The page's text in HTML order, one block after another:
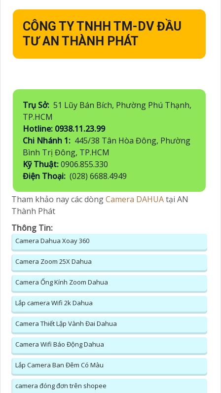
CÔNG TY TNHH TM-DV ĐẦU
TƯ AN THÀNH PHÁT
Trụ Sở: 51 Lũy Bán Bích, Phường Phú Thạnh,
TP.HCM
Hotline: 0938.11.23.99
Chi Nhánh 1: 445/38 Tân Hòa Đông, Phường
Bình Trị Đông, TP.HCM
Kỹ Thuật:0906.855.330
Điện Thoại: (028) 6688.4949
Tham khảo nay các dòngCamera DAHUAtại AN
Thành Phát
Thông Tin:
Camera Dahua Xoay 360
Camera Zoom 25X Dahua
Camera Ống Kính Zoom Dahua
Lắp camera Wifi 2k Dahua
Camera Thiết Lập Vành Đai Dahua
Camera Wifi Báo Động Dahua
Lắp Camera Ban Đêm Có Màu
camera đóng đơn trên shopee